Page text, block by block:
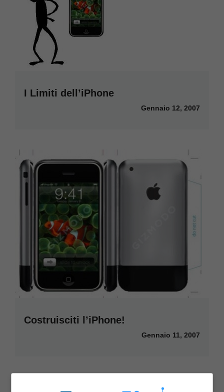
I Limiti dell’iPhone
Gennaio 12, 2007
Costruisciti l’iPhone!
Gennaio 11, 2007